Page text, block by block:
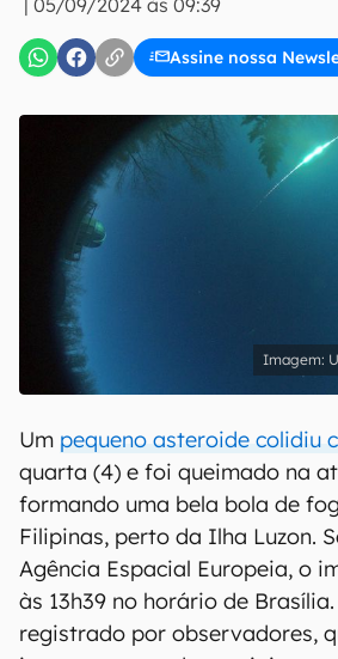
| 05/09/2024 às 09:39
Assine nossa
Confirmo que li, aceito e concordo
Uso e Política de Privacidade do
Um pequeno asteroide colidiu
quarta (4) e foi queimado na
formando uma bela bola de
Filipinas, perto da Ilha Luzon.
Agência Espacial Europeia, o
às 13h39 no horário de
registrado por observadores,